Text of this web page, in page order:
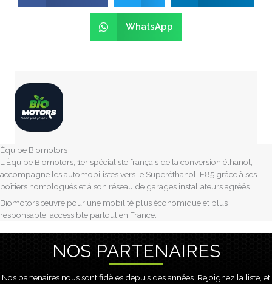
WhatsApp
Équipe Biomotors
L'Équipe Biomotors, 1er spécialiste français de la conversion éthanol,
accompagne les automobilistes vers le Superéthanol-E85 grâce à ses
boîtiers homologués et à son réseau de garages installateurs agréés.
Biomotors œuvre pour une mobilité plus économique et plus
responsable, accessible partout en France.
NOS PARTENAIRES
Nos partenaires nous sont fidèles depuis des années. Rejoignez la liste, et